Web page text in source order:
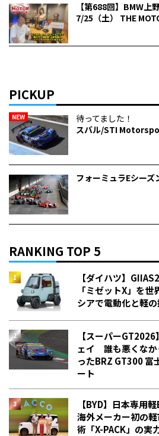
【第688回】BMW上
7/25（土） THE
PICKUP
NEW
待ってました！
スバル/STI
フォーミュラEシーズ
RANKING TOP 5
【ダイハツ】
「ミゼットX」を
シアで電動化と軽
【スーパー
ェイ 誰も悪くなか
った――BRZ GT300
ート
【BYD】日本専用
海外メーカー初の
術「X-PACK」の実